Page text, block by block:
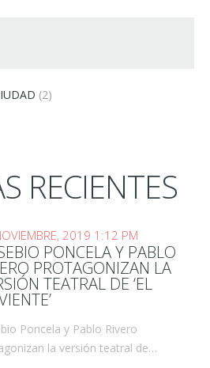
(2)
RECIENTES
2019 1:12 PM
PONCELA Y PABLO
PROTAGONIZAN LA
TEATRAL DE ‘EL
Poncela y Pablo Rivero
la versión teatral de…